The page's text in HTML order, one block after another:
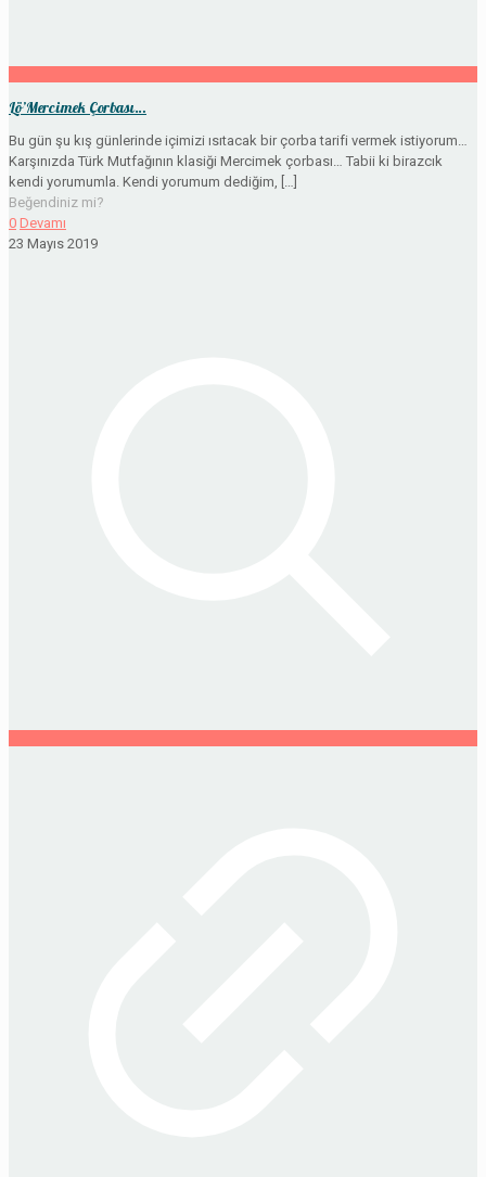
Lö’Mercimek Çorbası…
Bu gün şu kış günlerinde içimizi ısıtacak bir çorba tarifi vermek istiyorum…
Karşınızda Türk Mutfağının klasiği Mercimek çorbası… Tabii ki birazcık
kendi yorumumla. Kendi yorumum dediğim, […]
Beğendiniz mi?
0 Devamı
23 Mayıs 2019